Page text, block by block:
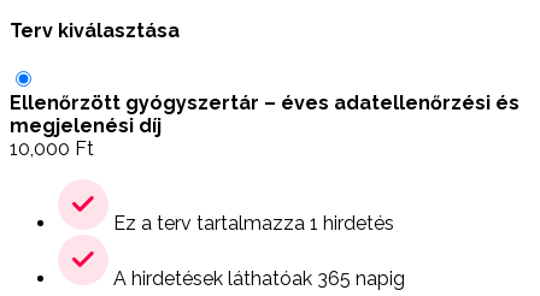
Terv kiválasztása
Ellenőrzött gyógyszertár – éves adatellenőrzési és
megjelenési díj
10,000 Ft
Ez a terv tartalmazza 1 hirdetés
A hirdetések láthatóak 365 napig